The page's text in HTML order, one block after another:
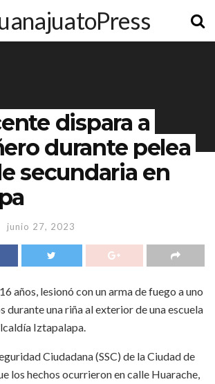
dispara a
durante pelea
secundaria en
junio 27, 2023
años, lesionó con un arma de fuego a uno
durante una riña al exterior de una escuela
Iztapalapa.
Ciudadana (SSC) de la Ciudad de
los hechos ocurrieron en calle Huarache,